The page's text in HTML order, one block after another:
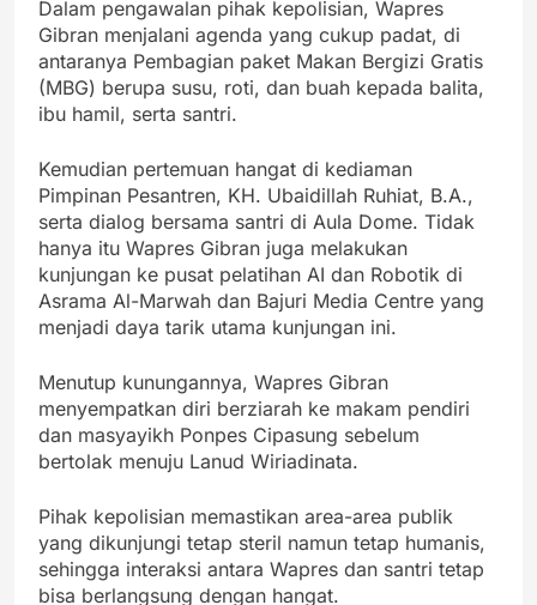
Dalam pengawalan pihak kepolisian, Wapres
Gibran menjalani agenda yang cukup padat, di
antaranya Pembagian paket Makan Bergizi Gratis
(MBG) berupa susu, roti, dan buah kepada balita,
ibu hamil, serta santri.
Kemudian pertemuan hangat di kediaman
Pimpinan Pesantren, KH. Ubaidillah Ruhiat, B.A.,
serta dialog bersama santri di Aula Dome. Tidak
hanya itu Wapres Gibran juga melakukan
kunjungan ke pusat pelatihan AI dan Robotik di
Asrama Al-Marwah dan Bajuri Media Centre yang
menjadi daya tarik utama kunjungan ini.
Menutup kunungannya, Wapres Gibran
menyempatkan diri berziarah ke makam pendiri
dan masyayikh Ponpes Cipasung sebelum
bertolak menuju Lanud Wiriadinata.
Pihak kepolisian memastikan area-area publik
yang dikunjungi tetap steril namun tetap humanis,
sehingga interaksi antara Wapres dan santri tetap
bisa berlangsung dengan hangat.